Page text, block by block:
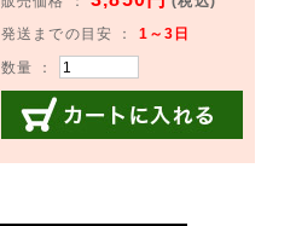
発送までの目安 ： 1～3日
数量 ：